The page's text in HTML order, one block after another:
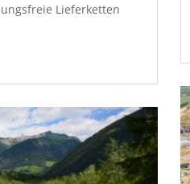
Lieferketten